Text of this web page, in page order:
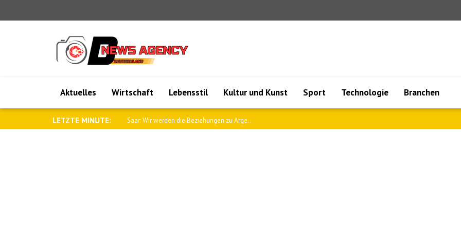
Aktuelles Wirtschaft Lebensstil Kultur und Kunst Sport Technologie Branchen
LETZTE MINUTE: Saar: Wir werden die Beziehungen zu Arge..